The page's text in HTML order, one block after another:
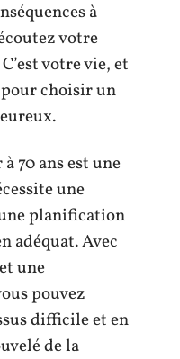
à
votre
votre vie, et
choisir un
70 ans est une
une
planification
adéquat. Avec
une
pouvez
difficile et en
de la